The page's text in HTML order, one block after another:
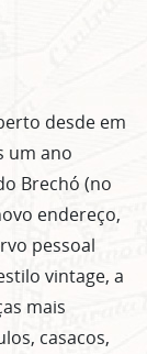
desde em
um ano
Brechó (no
endereço,
pessoal
vintage, a
mais
casacos,